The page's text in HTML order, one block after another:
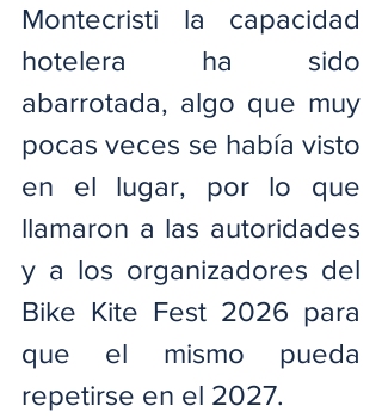
Montecristi la capacidad
hotelera ha sido
abarrotada, algo que muy
pocas veces se había visto
en el lugar, por lo que
llamaron a las autoridades
y a los organizadores del
Bike Kite Fest 2026 para
que el mismo pueda
repetirse en el 2027.